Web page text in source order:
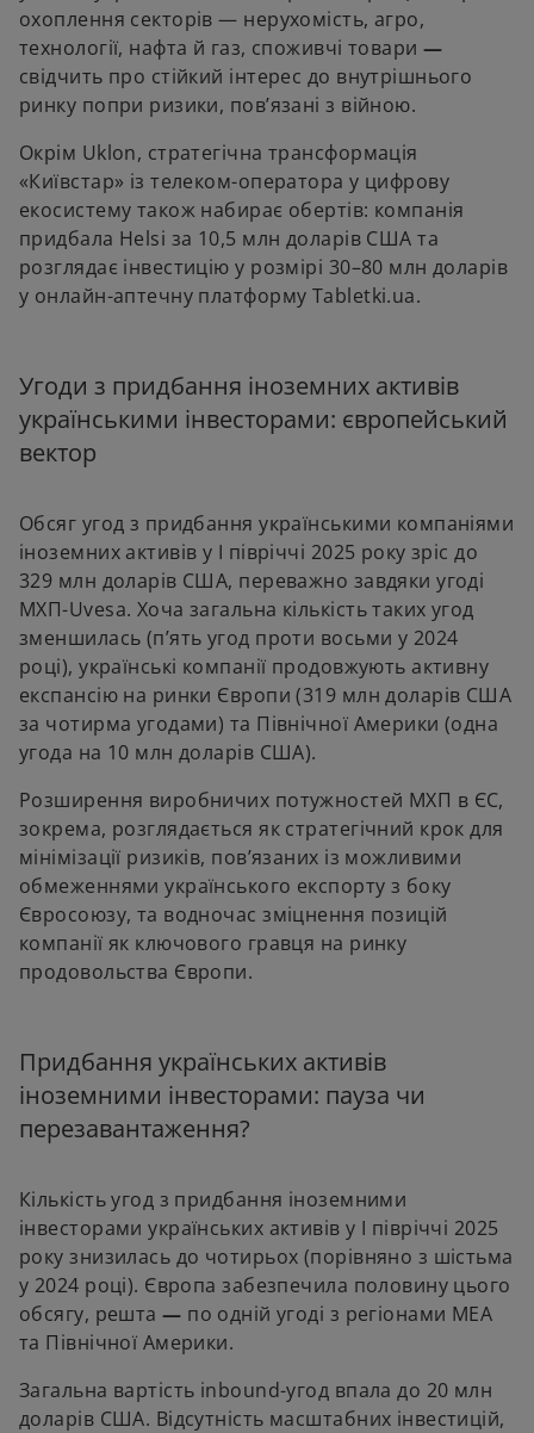
охоплення секторів — нерухомість, агро,
технології, нафта й газ, споживчі товари—
свідчить про стійкий інтерес до внутрішнього
ринку попри ризики, пов’язані з війною.
Окрім Uklon, стратегічна трансформація
«Київстар» із телеком-оператора у цифрову
екосистему також набирає обертів: компанія
придбала Helsi за 10,5 млн доларів США та
розглядає інвестицію у розмірі 30–80 млн доларів
у онлайн-аптечну платформу Tabletki.ua.
Угоди з придбання іноземних активів
українськими інвесторами: європейський
вектор
Обсяг угод з придбання українськими компаніями
іноземних активів у І півріччі 2025 року зріс до
329 млн доларів США, переважно завдяки угоді
МХП-Uvesa. Хоча загальна кількість таких угод
зменшилась (п’ять угод проти восьми у 2024
році), українські компанії продовжують активну
експансію на ринки Європи (319 млн доларів США
за чотирма угодами) та Північної Америки (одна
угода на 10 млн доларів США).
Розширення виробничих потужностей МХП в ЄС,
зокрема, розглядається як стратегічний крок для
мінімізації ризиків, пов’язаних із можливими
обмеженнями українського експорту з боку
Євросоюзу, та водночас зміцнення позицій
компанії як ключового гравця на ринку
продовольства Європи.
Придбання українських активів
іноземними інвесторами: пауза чи
перезавантаження?
Кількість угод з придбання іноземними
інвесторами українських активів у І півріччі 2025
року знизилась до чотирьох (порівняно з шістьма
у 2024 році). Європа забезпечила половину цього
обсягу, решта— по одній угоді з регіонами MEA
та Північної Америки.
Загальна вартість inbound-угод впала до 20 млн
доларів США. Відсутність масштабних інвестицій,